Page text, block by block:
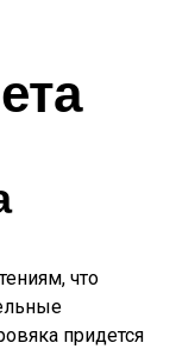
что
придется